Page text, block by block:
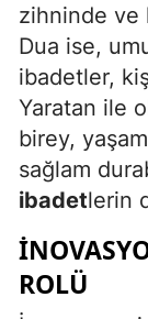
zihninde ve
Dua ise,
ibadetler,
Yaratan ile
birey,
sağlam
ibadetlerin
ROLÜ